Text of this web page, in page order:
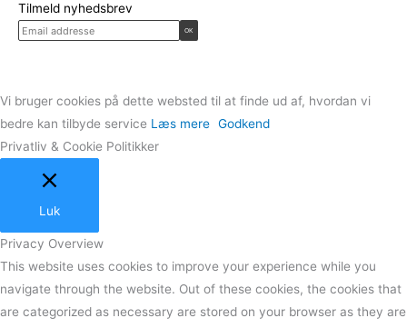
Tilmeld nyhedsbrev
Vi bruger cookies på dette websted til at finde ud af, hvordan vi
bedre kan tilbyde service Læs mere Godkend
Privatliv & Cookie Politikker
Luk
Privacy Overview
This website uses cookies to improve your experience while you
navigate through the website. Out of these cookies, the cookies that
are categorized as necessary are stored on your browser as they are